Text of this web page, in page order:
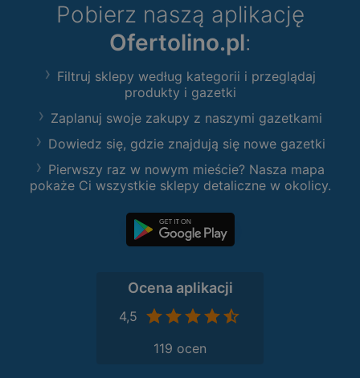
Pobierz naszą aplikację
Ofertolino.pl:
Filtruj sklepy według kategorii i przeglądaj
produkty i gazetki
Zaplanuj swoje zakupy z naszymi gazetkami
Dowiedz się, gdzie znajdują się nowe gazetki
Pierwszy raz w nowym mieście? Nasza mapa
pokaże Ci wszystkie sklepy detaliczne w okolicy.
Ocena aplikacji
4,5
119 ocen